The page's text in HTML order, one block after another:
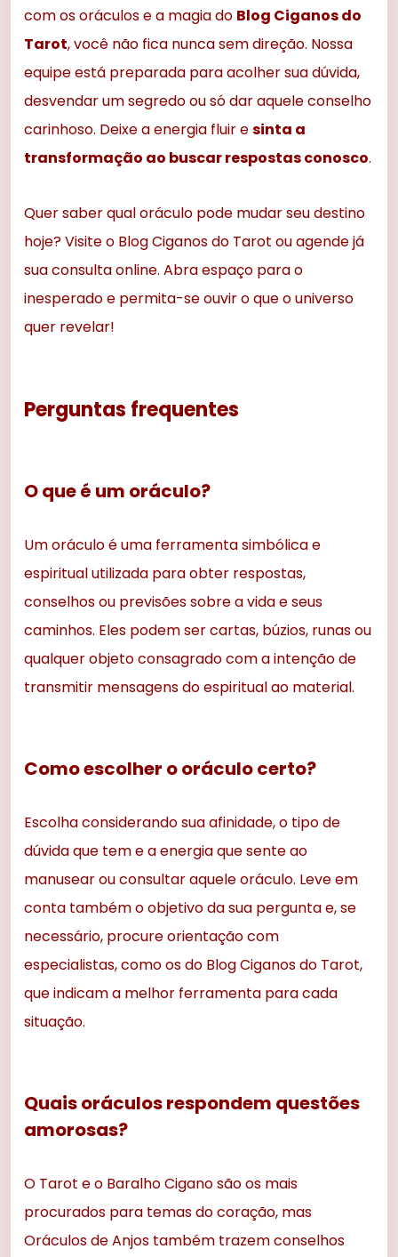
com os oráculos e a magia do Blog Ciganos do
Tarot, você não fica nunca sem direção. Nossa
equipe está preparada para acolher sua dúvida,
desvendar um segredo ou só dar aquele conselho
carinhoso. Deixe a energia fluir esinta a
transformação ao buscar respostas conosco.
Quer saber qual oráculo pode mudar seu destino
hoje? Visite o Blog Ciganos do Tarot ou agende já
sua consulta online. Abra espaço para o
inesperado e permita-se ouvir o que o universo
quer revelar!
Perguntas frequentes
O que é um oráculo?
Um oráculo é uma ferramenta simbólica e
espiritual utilizada para obter respostas,
conselhos ou previsões sobre a vida e seus
caminhos. Eles podem ser cartas, búzios, runas ou
qualquer objeto consagrado com a intenção de
transmitir mensagens do espiritual ao material.
Como escolher o oráculo certo?
Escolha considerando sua afinidade, o tipo de
dúvida que tem e a energia que sente ao
manusear ou consultar aquele oráculo. Leve em
conta também o objetivo da sua pergunta e, se
necessário, procure orientação com
especialistas, como os do Blog Ciganos do Tarot,
que indicam a melhor ferramenta para cada
situação.
Quais oráculos respondem questões
amorosas?
O Tarot e o Baralho Cigano são os mais
procurados para temas do coração, mas
Oráculos de Anjos também trazem conselhos